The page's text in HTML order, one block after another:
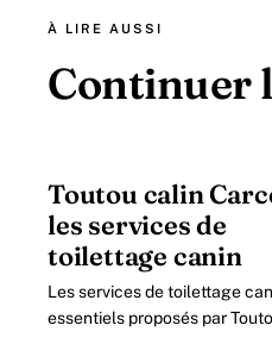
À LIRE AUSSI
Continuer
Toutou calin
les services de
toilettage canin
Les services de toilettage
essentiels proposés par